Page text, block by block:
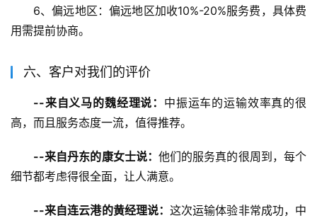
6、偏远地区：偏远地区加收10%-20%服务费，具体费
用需提前协商。
六、客户对我们的评价
--来自义马的魏经理说： 中振运车的运输效率真的很
高，而且服务态度一流，值得推荐。
--来自丹东的康女士说： 他们的服务真的很周到，每个
细节都考虑得很全面，让人满意。
--来自连云港的黄经理说：这次运输体验非常成功，中